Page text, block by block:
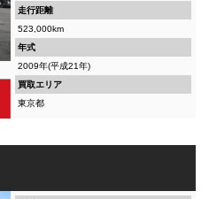
走行距離
523,000km
年式
2009年(平成21年)
買取エリア
東京都